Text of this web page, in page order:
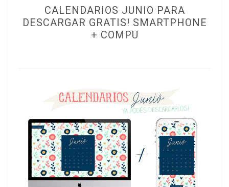
CALENDARIOS JUNIO PARA
DESCARGAR GRATIS! SMARTPHONE
+ COMPU